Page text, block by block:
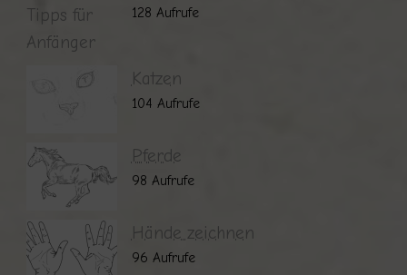
128 Aufrufe
Katzen
104 Aufrufe
Pferde
98 Aufrufe
Hände zeichnen
96 Aufrufe